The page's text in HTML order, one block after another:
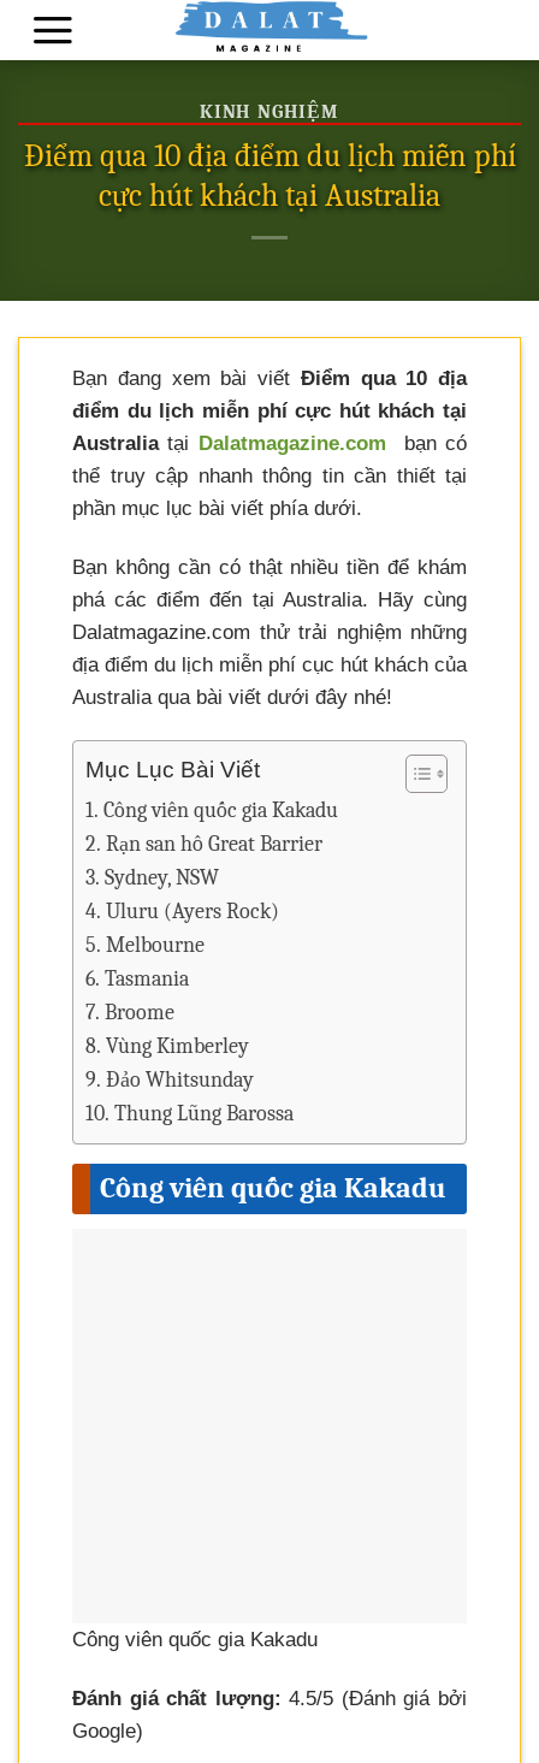
Skip
KINH NGHIỆM
Điểm qua 10 địa điểm du lịch miễn phí
cực hút khách tại Australia
Bạn đang xem bài viết Điểm qua 10 địa
điểm du lịch miễn phí cực hút khách tại
Australiatại Dalatmagazine.com
bạn có
thể truy cập nhanh thông tin cần thiết tại
phần mục lục bài viết phía dưới.
Bạn không cần có thật nhiều tiền để khám
phá các điểm đến tại Australia. Hãy cùng
Dalatmagazine.com thử trải nghiệm những
địa điểm du lịch miễn phí cục hút khách của
Australia qua bài viết dưới đây nhé!
Mục Lục Bài Viết
Công viên quốc gia Kakadu
Rạn san hô Great Barrier
Sydney, NSW
Uluru (Ayers Rock)
Melbourne
Tasmania
Broome
Vùng Kimberley
Đảo Whitsunday
Thung Lũng Barossa
Công viên quốc gia Kakadu
Công viên quốc gia Kakadu
Đánh giá chất lượng: 4.5/5 (Đánh giá bởi
Google)